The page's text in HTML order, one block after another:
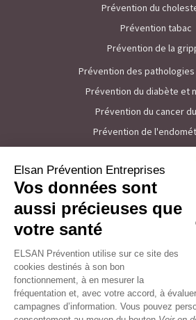
Prévention du
Prévention tabac
Prévention de la
Prévention des
Prévention du diabète et
Prévention du cancer
Prévention de
Prévention de la
Prévention de la
Prévention des TMS